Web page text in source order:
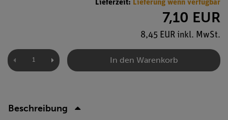
Lieferzeit: Lieferung wenn verfügbar
7,10 EUR
8,45 EUR inkl. MwSt.
In den Warenkorb
Beschreibung